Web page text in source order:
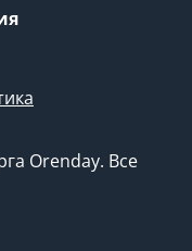
Orenday. Все